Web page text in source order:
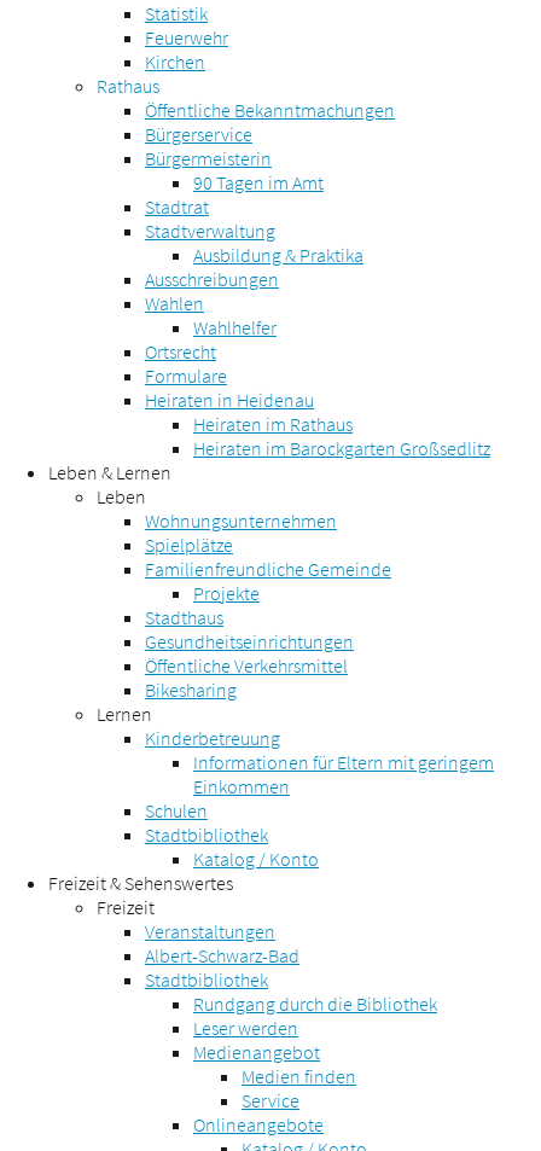
Statistik
Feuerwehr
Kirchen
Rathaus
Öffentliche Bekanntmachungen
Bürgerservice
Bürgermeisterin
90 Tagen im Amt
Stadtrat
Stadtverwaltung
Ausbildung & Praktika
Ausschreibungen
Wahlen
Wahlhelfer
Ortsrecht
Formulare
Heiraten in Heidenau
Heiraten im Rathaus
Heiraten im Barockgarten Großsedlitz
Leben & Lernen
Leben
Wohnungsunternehmen
Spielplätze
Familienfreundliche Gemeinde
Projekte
Stadthaus
Gesundheitseinrichtungen
Öffentliche Verkehrsmittel
Bikesharing
Lernen
Kinderbetreuung
Informationen für Eltern mit geringem
Einkommen
Schulen
Stadtbibliothek
Katalog / Konto
Freizeit & Sehenswertes
Freizeit
Veranstaltungen
Albert-Schwarz-Bad
Stadtbibliothek
Rundgang durch die Bibliothek
Leser werden
Medienangebot
Medien finden
Service
Onlineangebote